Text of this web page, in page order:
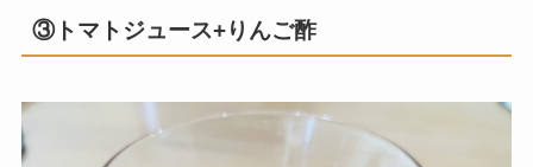
③トマトジュース+りんご酢